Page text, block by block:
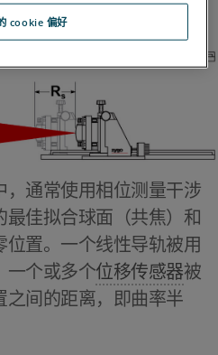
通常使用相位测量干涉
佳拟合球面（共焦）和
置。一个线性导轨被用
一个或多个位移传感器被
间的距离，即曲率半
cookie 偏好